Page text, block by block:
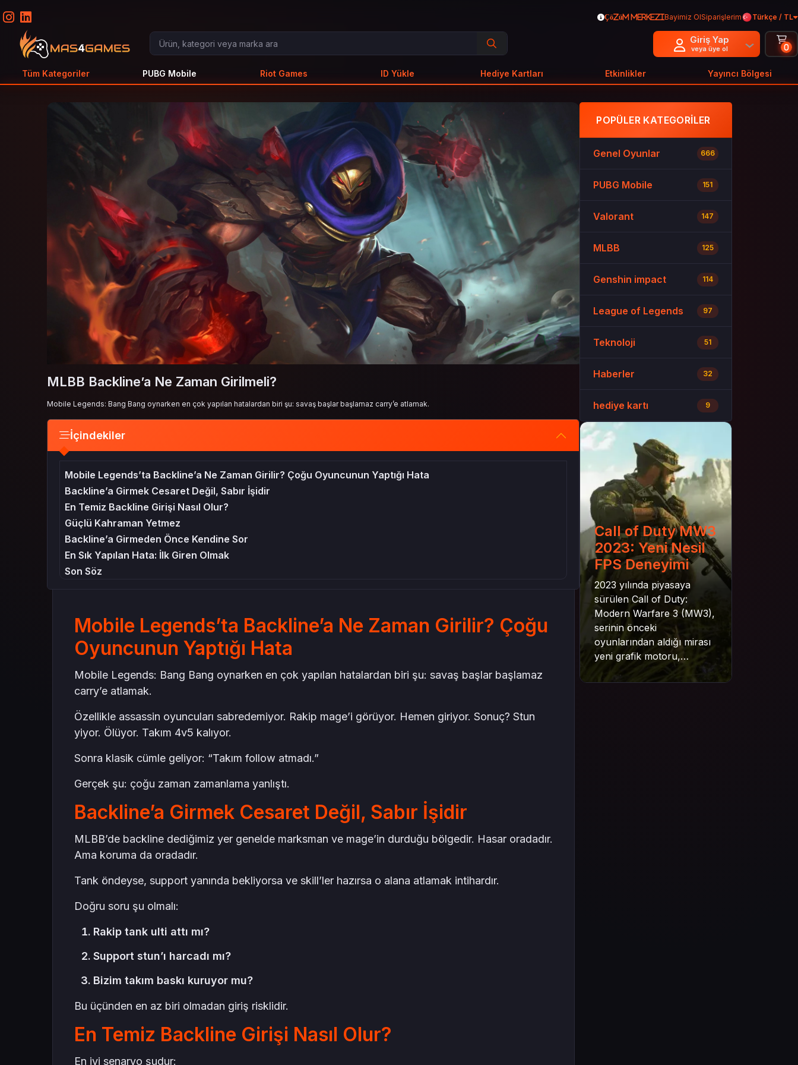
Çözüm MerkeziBayimiz OlSiparişlerim Türkçe / TL
Giriş Yap
veya üye ol 0
Tüm Kategoriler PUBG Mobile Riot Games ID Yükle Hediye Kartları Etkinlikler Yayıncı Bölgesi
MLBB Backline’a Ne Zaman Girilmeli?
Mobile Legends: Bang Bang oynarken en çok yapılan hatalardan biri şu: savaş başlar başlamaz carry’e atlamak.
İçindekiler
Mobile Legends’ta Backline’a Ne Zaman Girilir? Çoğu Oyuncunun Yaptığı Hata
Backline’a Girmek Cesaret Değil, Sabır İşidir
En Temiz Backline Girişi Nasıl Olur?
Güçlü Kahraman Yetmez
Backline’a Girmeden Önce Kendine Sor
En Sık Yapılan Hata: İlk Giren Olmak
Son Söz
Mobile Legends’ta Backline’a Ne Zaman Girilir? Çoğu
Oyuncunun Yaptığı Hata
Mobile Legends: Bang Bang oynarken en çok yapılan hatalardan biri şu: savaş başlar başlamaz
carry’e atlamak.
Özellikle assassin oyuncuları sabredemiyor. Rakip mage’i görüyor. Hemen giriyor. Sonuç? Stun
yiyor. Ölüyor. Takım 4v5 kalıyor.
Sonra klasik cümle geliyor: “Takım follow atmadı.”
Gerçek şu: çoğu zaman zamanlama yanlıştı.
Backline’a Girmek Cesaret Değil, Sabır İşidir
MLBB’de backline dediğimiz yer genelde marksman ve mage’in durduğu bölgedir. Hasar oradadır.
Ama koruma da oradadır.
Tank öndeyse, support yanında bekliyorsa ve skill’ler hazırsa o alana atlamak intihardır.
Doğru soru şu olmalı:
Rakip tank ulti attı mı?
Support stun’ı harcadı mı?
Bizim takım baskı kuruyor mu?
Bu üçünden en az biri olmadan giriş risklidir.
En Temiz Backline Girişi Nasıl Olur?
En iyi senaryo şudur:
POPÜLER KATEGORILER
Genel Oyunlar 666
PUBG Mobile 151
Valorant 147
MLBB 125
Genshin impact 114
League of Legends 97
Teknoloji 51
Haberler 32
hediye kartı 9
Call of Duty MW3
2023: Yeni Nesil
FPS Deneyimi
2023 yılında piyasaya
sürülen Call of Duty:
Modern Warfare 3 (MW3),
serinin önceki
oyunlarından aldığı mirası
yeni grafik motoru,
mekanik gelişimler ve daha
derin senaryo yapısıyla